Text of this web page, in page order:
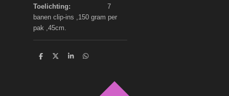
Toelichting:
7
banen clip-ins ,150 gram per
pak ,45cm.
D
D
S
D